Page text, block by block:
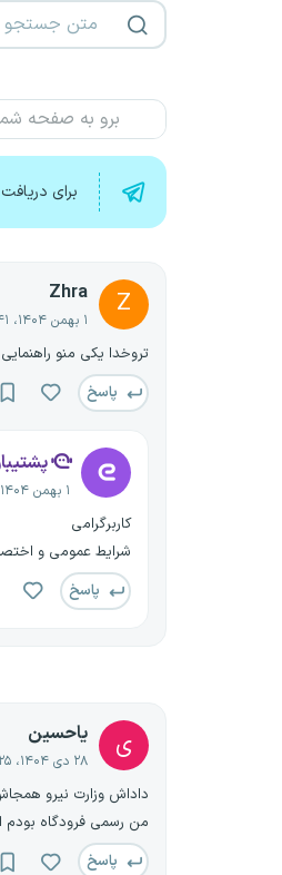
برای
Z
Zhra
۱ بهمن ۱۴۰۴، ۲۲:۴۱
تروخدا یکی منو
پاسخ
۱ بهمن ۱۴۰۴، ۲۲:۵۸
کاربرگرامی
شرایط عمومی و
پاسخ
ی یاحسین
۲۸ دی ۱۴۰۴، ۲۰:۲۵
داداش وزارت نیرو
من رسمی فرودگاه بودم
پاسخ